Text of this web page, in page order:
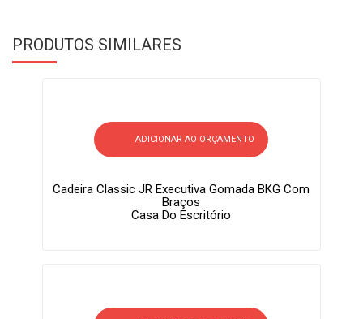
PRODUTOS SIMILARES
ADICIONAR AO ORÇAMENTO
Cadeira Classic JR Executiva Gomada BKG Com
Braços
Casa Do Escritório